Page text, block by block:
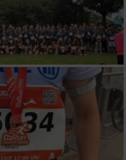
Personalisierung
zur Auswahl
von Inhalten
durch Statistiken
Daten aus